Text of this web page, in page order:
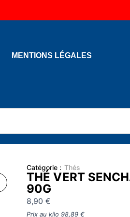
MENTIONS LÉGALES
Catégorie : Thés
THÉ VERT
90G
8,90 €
Prix au kilo 98,89 €